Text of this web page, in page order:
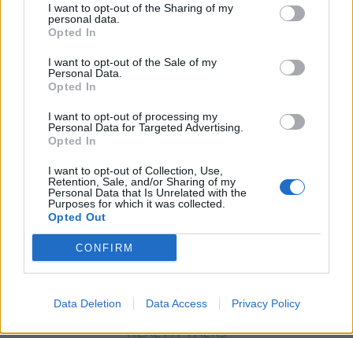
I want to opt-out of the Sharing of my
personal data.
Opted In
I want to opt-out of the Sale of my
Personal Data.
Opted In
I want to opt-out of processing my
Personal Data for Targeted Advertising.
Opted In
I want to opt-out of Collection, Use,
Retention, Sale, and/or Sharing of my
Personal Data that Is Unrelated with the
Purposes for which it was collected.
Opted Out
CONFIRM
Data Deletion Data Access Privacy Policy
Facebook
Twitter
ΣΑΝΤΟΡΙΝΙΟΣ
ΕΙΔΗΣΕΙΣ
ΥΓΕΙΑ
ΠΑΙΔΙ
ΨΥΧΙΚΗ ΥΓΕΙΑ
ΔΙΑΤΡΟΦΗ
TIPS
HEALTH TALKS